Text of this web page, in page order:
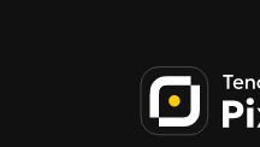
이미지 → 스케치
치비 캐릭터 생성
Tenorshare AI 이미지 감지기
PDNob 온라인 에디터